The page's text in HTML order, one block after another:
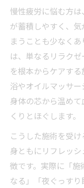
慢性疲労
エステ選
奈良県の
エステの優し
優しいエ
法
リフレッ
慢性疲労
奈良県エ
リラクゼー
慢性疲労に悩む方
が蓄積しやすく、
まうことも少なく
は、単なるリラク
を根本からケアす
浴やオイルマッサー
身体の芯から温め
くりとほぐします。
こうした施術を受
身ともにリフレッ
徴です。実際に「施
なる」「夜ぐっす